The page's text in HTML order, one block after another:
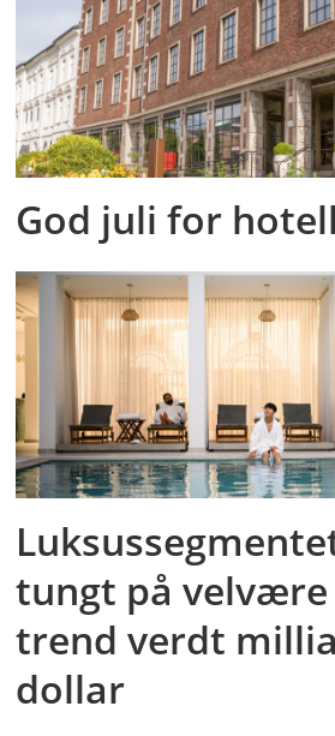
God juli for
tungt på velvære
trend verdt
dollar